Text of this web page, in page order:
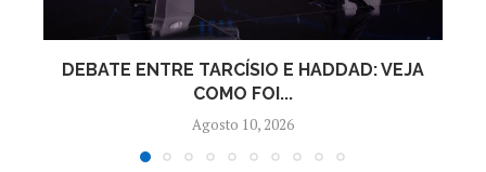
DEBATE ENTRE TARCÍSIO E HADDAD: VEJA
COMO FOI...
Agosto 10, 2026